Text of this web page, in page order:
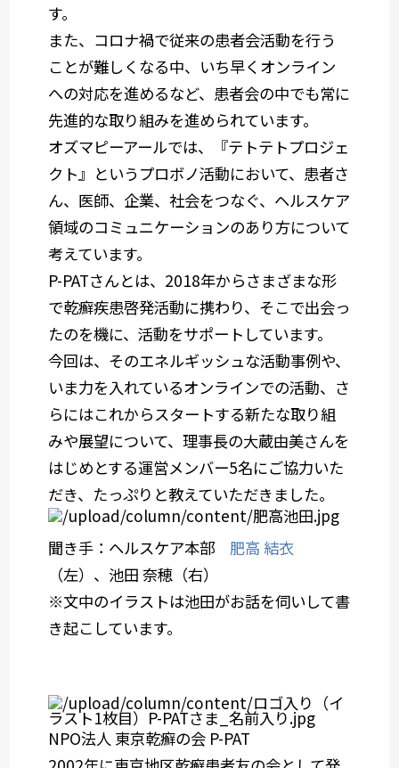
す。
また、コロナ禍で従来の患者会活動を行う
ことが難しくなる中、いち早くオンライン
への対応を進めるなど、患者会の中でも常に
先進的な取り組みを進められています。
オズマピーアールでは、『テトテトプロジェ
クト』というプロボノ活動において、患者さ
ん、医師、企業、社会をつなぐ、ヘルスケア
領域のコミュニケーションのあり方について
考えています。
P-PATさんとは、2018年からさまざまな形
で乾癬疾患啓発活動に携わり、そこで出会っ
たのを機に、活動をサポートしています。
今回は、そのエネルギッシュな活動事例や、
いま力を入れているオンラインでの活動、さ
らにはこれからスタートする新たな取り組
みや展望について、理事長の大蔵由美さんを
はじめとする運営メンバー5名にご協力いた
だき、たっぷりと教えていただきました。
聞き手：ヘルスケア本部 肥高 結衣
（左）、池田 奈穂（右）
※文中のイラストは池田がお話を伺いして書
き起こしています。
NPO法人 東京乾癬の会 P-PAT